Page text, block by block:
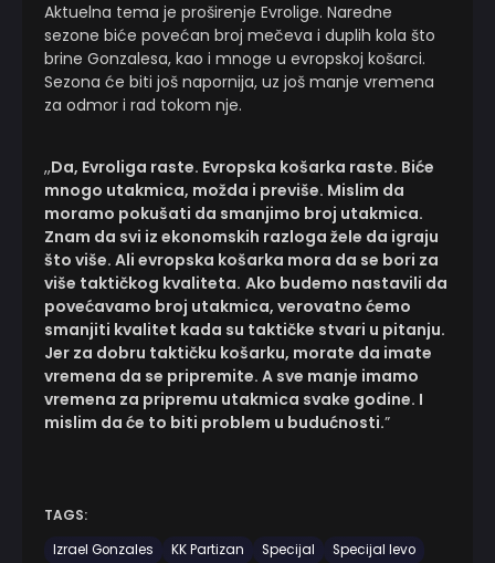
Aktuelna tema je proširenje Evrolige. Naredne
sezone biće povećan broj mečeva i duplih kola što
brine Gonzalesa, kao i mnoge u evropskoj košarci.
Sezona će biti još napornija, uz još manje vremena
za odmor i rad tokom nje.
,,Da, Evroliga raste. Evropska košarka raste. Biće
mnogo utakmica, možda i previše. Mislim da
moramo pokušati da smanjimo broj utakmica.
Znam da svi iz ekonomskih razloga žele da igraju
što više. Ali evropska košarka mora da se bori za
više taktičkog kvaliteta. Ako budemo nastavili da
povećavamo broj utakmica, verovatno ćemo
smanjiti kvalitet kada su taktičke stvari u pitanju.
Jer za dobru taktičku košarku, morate da imate
vremena da se pripremite. A sve manje imamo
vremena za pripremu utakmica svake godine. I
mislim da će to biti problem u budućnosti.”
TAGS:
Izrael Gonzales
KK Partizan Specijal
Specijal levo